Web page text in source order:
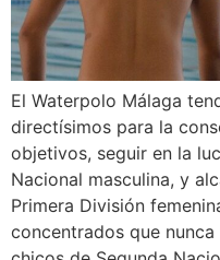
El Waterpolo Málaga
directísimos para la
objetivos, seguir en la
Nacional masculina, y
Primera División
concentrados que